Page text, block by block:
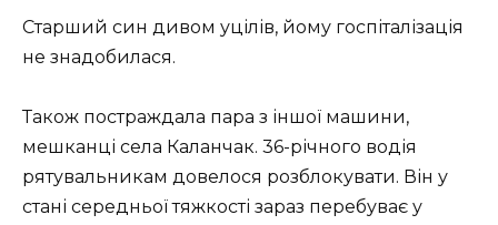
Старший син дивом уцілів, йому госпіталізація
не знадобилася.
Також постраждала пара з іншої машини,
мешканці села Каланчак. 36-річного водія
рятувальникам довелося розблокувати. Він у
стані середньої тяжкості зараз перебуває у